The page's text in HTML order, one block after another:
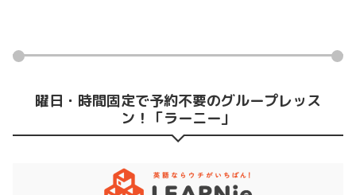
曜日・時間固定で予約不要のグループレッス
ン！「ラーニー」